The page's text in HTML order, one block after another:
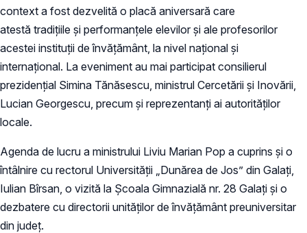
context a fost dezvelită o placă aniversară care
atestă tradițiile și performanțele elevilor și ale profesorilor
acestei instituții de învățământ, la nivel național și
internațional. La eveniment au mai participat consilierul
prezidențial Simina Tănăsescu, ministrul Cercetării și Inovării,
Lucian Georgescu, precum și reprezentanți ai autorităților
locale.
Agenda de lucru a ministrului Liviu Marian Pop a cuprins și o
întâlnire cu rectorul Universității „Dunărea de Jos” din Galați,
Iulian Bîrsan, o vizită la Școala Gimnazială nr. 28 Galați și o
dezbatere cu directorii unităților de învățământ preuniversitar
din județ.